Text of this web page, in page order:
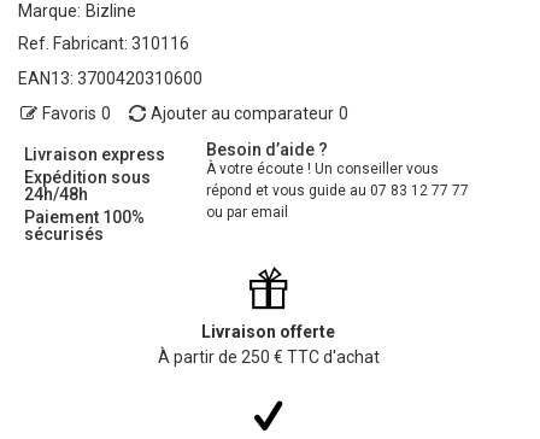
Marque: Bizline
Ref. Fabricant: 310116
EAN13: 3700420310600
Favoris 0 Ajouter au comparateur 0
Livraison express
Expédition sous
24h/48h
Paiement 100%
sécurisés
Besoin d’aide ?
À votre écoute ! Un conseiller vous
répond et vous guide au 07 83 12 77 77
ou par email
Livraison offerte
À partir de 250 € TTC d'achat